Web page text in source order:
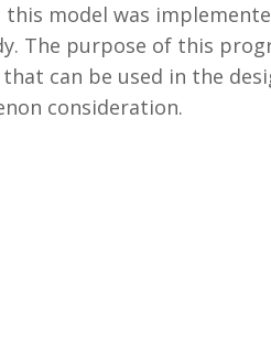
model was
The purpose of this
can be used in the
consideration.